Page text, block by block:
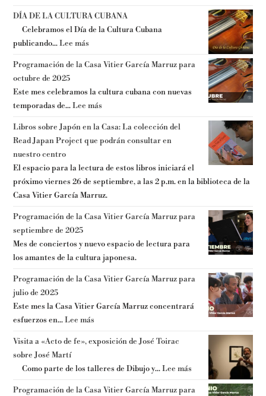
DÍA DE LA CULTURA CUBANA
Celebramos el Día de la Cultura Cubana
publicando...Lee más
Programación de la Casa Vitier García Marruz para
octubre de 2025
Este mes celebramos la cultura cubana con nuevas
temporadas de...Lee más
Libros sobre Japón en la Casa: La colección del
Read Japan Project que podrán consultar en
nuestro centro
El espacio para la lectura de estos libros iniciará el
próximo viernes 26 de septiembre, a las 2 p.m. en la biblioteca de la
Casa Vitier García Marruz.
Programación de la Casa Vitier García Marruz para
septiembre de 2025
Mes de conciertos y nuevo espacio de lectura para
los amantes de la cultura japonesa.
Programación de la Casa Vitier García Marruz para
julio de 2025
Este mes la Casa Vitier García Marruz concentrará
esfuerzos en...Lee más
Visita a «Acto de fe», exposición de José Toirac
sobre José Martí
Como parte de los talleres de Dibujo y...Lee más
Programación de la Casa Vitier García Marruz para